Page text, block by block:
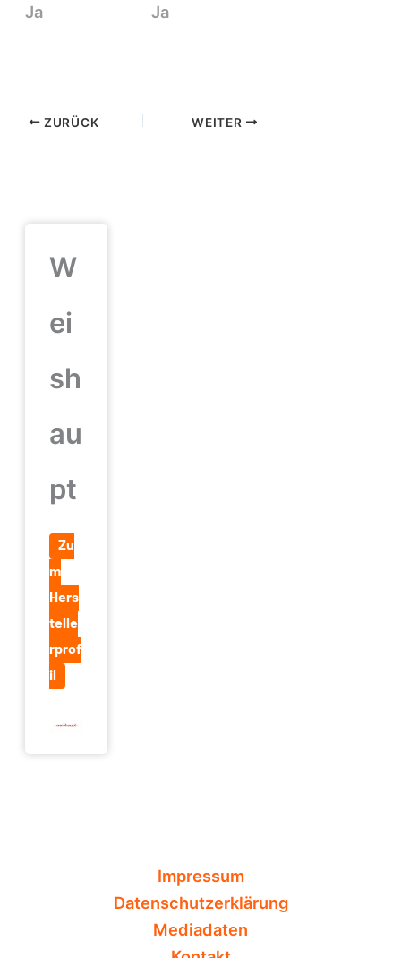
Ja
Ja
ZURÜCK WEITER
W
ei
sh
au
pt
Zu
m
Hers
telle
rprof
il
Impressum
Datenschutzerklärung
Mediadaten